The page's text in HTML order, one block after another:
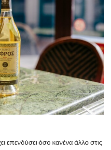
επενδύσει όσο κανένα άλλο στις